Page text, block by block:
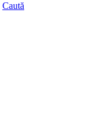
Caută